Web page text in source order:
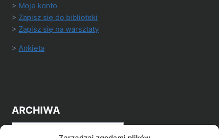
> Moje konto
> Zapisz się do biblioteki
> Zapisz się na warsztaty
> Ankieta
ARCHIWA
Archiwa